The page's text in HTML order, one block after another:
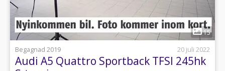
1
15
Begagnad 2019
20 juli 2022
Audi A5 Quattro Sportback TFSI 245hk